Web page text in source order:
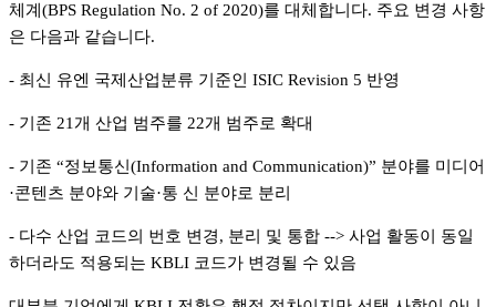
체계(BPS Regulation No. 2 of 2020)를 대체합니다. 주요 변경 사항
은 다음과 같습니다.
- 최신 유엔 국제산업분류 기준인 ISIC Revision 5 반영
- 기존 21개 산업 범주를 22개 범주로 확대
- 기존 “정보통신(Information and Communication)” 분야를 미디어
·콘텐츠 분야와 기술·통 신 분야로 분리
- 다수 산업 코드의 번호 변경, 분리 및 통합 --> 사업 활동이 동일
하더라도 적용되는 KBLI 코드가 변경될 수 있음